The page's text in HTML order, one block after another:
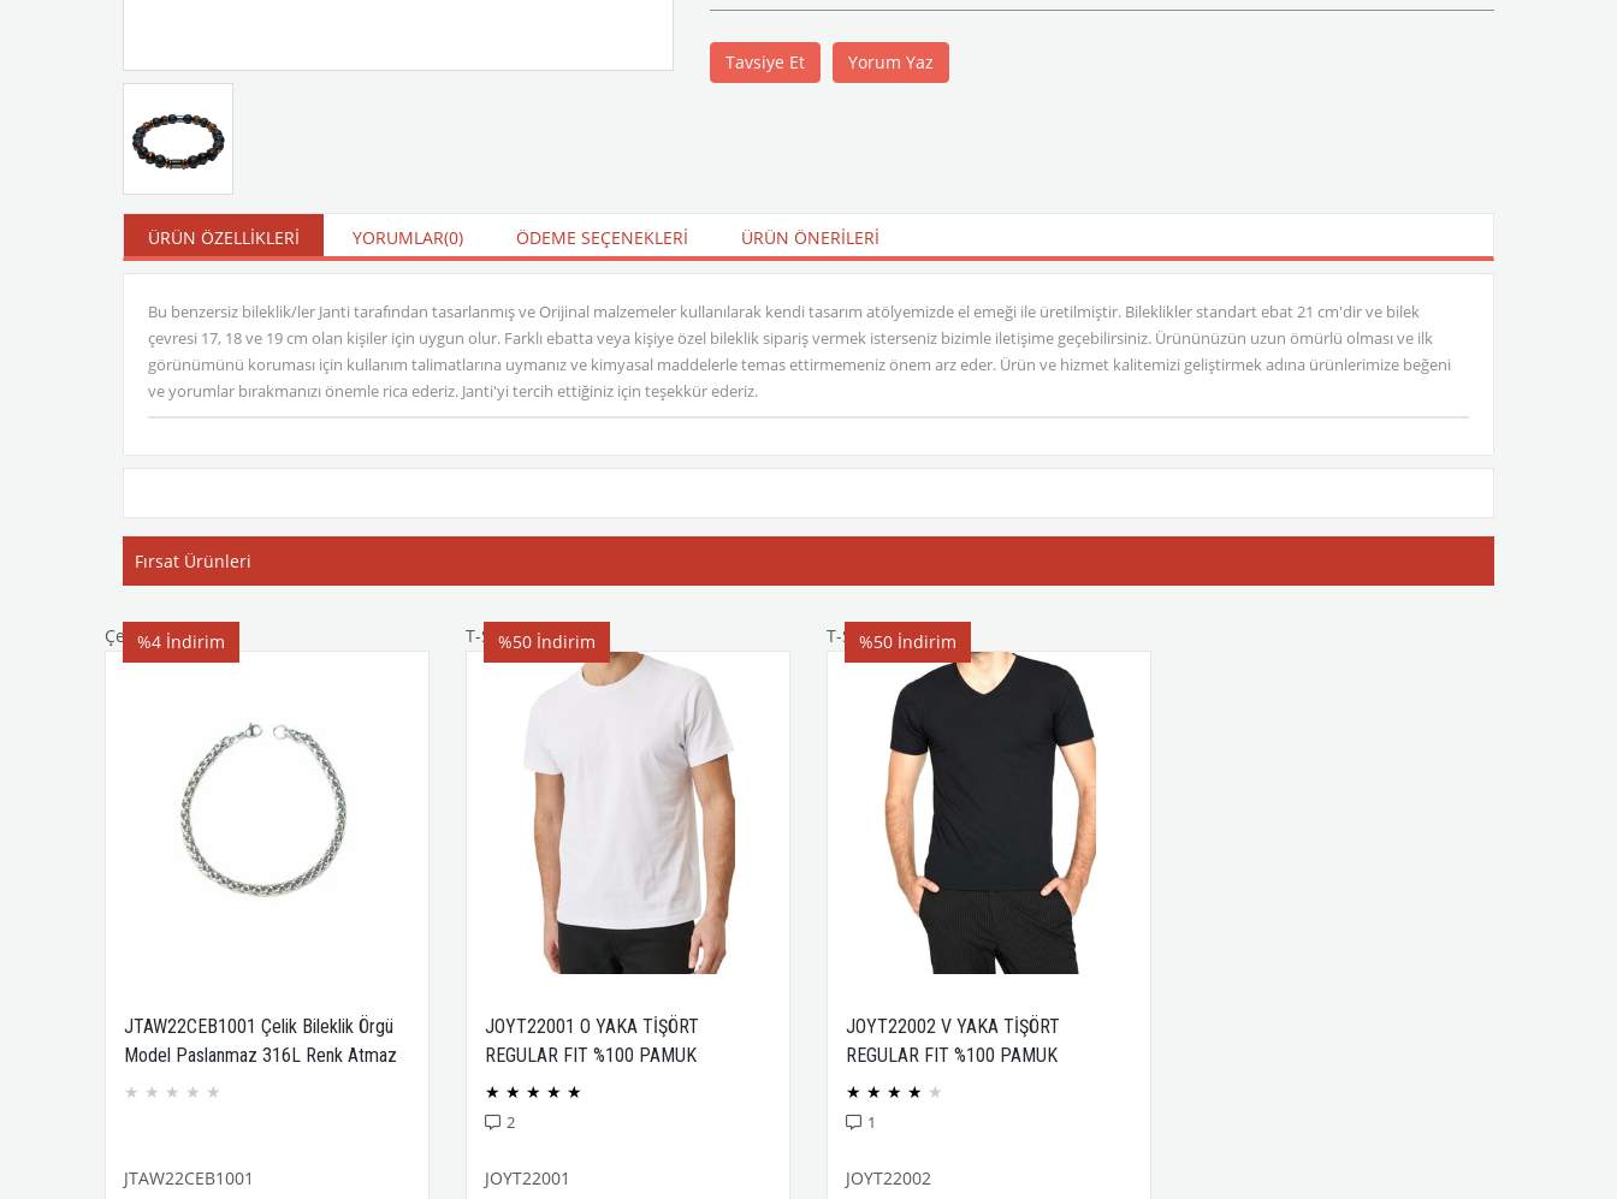
Tavsiye Et Yorum Yaz
ÜRÜN ÖZELLIKLERI YORUMLAR(0) ÖDEME SEÇENEKLERI ÜRÜN ÖNERILERI
Bu benzersiz bileklik/ler Janti tarafından tasarlanmış ve Orijinal malzemeler kullanılarak kendi tasarım atölyemizde el emeği ile üretilmiştir. Bileklikler standart ebat 21 cm'dir ve bilek
çevresi 17, 18 ve 19 cm olan kişiler için uygun olur. Farklı ebatta veya kişiye özel bileklik sipariş vermek isterseniz bizimle iletişime geçebilirsiniz. Ürününüzün uzun ömürlü olması ve ilk
görünümünü koruması için kullanım talimatlarına uymanız ve kimyasal maddelerle temas ettirmemeniz önem arz eder. Ürün ve hizmet kalitemizi geliştirmek adına ürünlerimize beğeni
ve yorumlar bırakmanızı önemle rica ederiz. Janti'yi tercih ettiğiniz için teşekkür ederiz.
Fırsat Ürünleri
Çelik Bileklik
JTAW22CEB1001 Çelik Bileklik Örgü
Model Paslanmaz 316L Renk Atmaz
Janti Garantili
★ ★ ★ ★ ★
JTAW22CEB1001
%4 İndirim T-Shirt
JOYT22001 O YAKA TİŞÖRT
REGULAR FIT %100 PAMUK
COMPACK PENYE
★ ★ ★ ★ ★
2
JOYT22001
%50 İndirim T-Shirt
JOYT22002 V YAKA TİŞÖRT
REGULAR FIT %100 PAMUK
COMPACK PENYE
★ ★ ★ ★ ★
1
JOYT22002
%50 İndirim